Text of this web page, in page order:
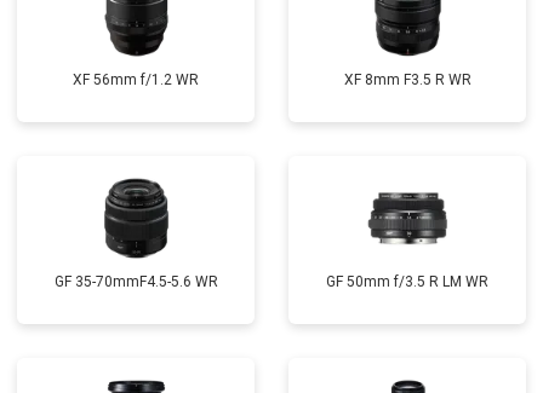
XF 56mm f/1.2 WR XF 8mm F3.5 R WR
GF 35-70mmF4.5-5.6 WR GF 50mm f/3.5 R LM WR